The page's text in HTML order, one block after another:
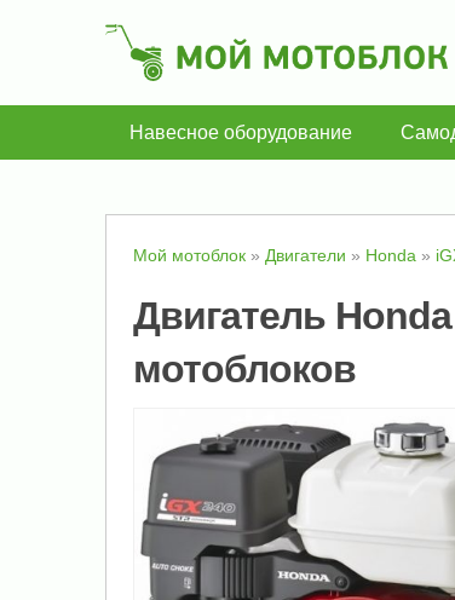
Навесное оборудование
Мой мотоблок » Двигатели » Honda »
Двигатель
мотоблоков